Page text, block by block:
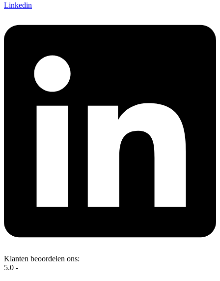
Linkedin
Klanten beoordelen ons:
5.0 -